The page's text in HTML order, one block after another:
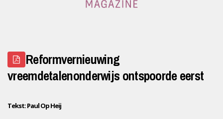
Montessori.nl
Contact
Reformvernieuwing
vreemdetalenonderwijs ontspoorde eerst
Tekst: Paul Op Heij